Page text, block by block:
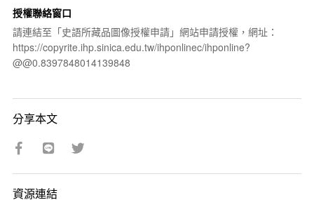
授權聯絡窗口
請連結至「史語所藏品圖像授權申請」網站申請授權，網址：
https://copyrite.ihp.sinica.edu.tw/ihponlinec/ihponline?
@@0.8397848014139848
分享本文
資源連結